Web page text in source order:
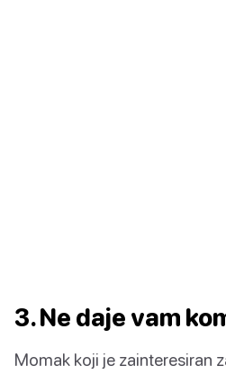
3. Ne daje vam
Momak koji je zainteresiran